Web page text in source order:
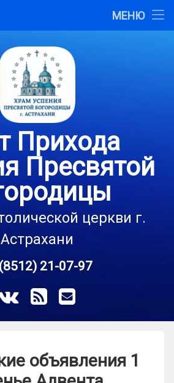
МЕНЮ
Прихода
Пресвятой
церкви г.
Астрахани
21-07-97
ВКонтакте
RSS E-mail
объявления 1